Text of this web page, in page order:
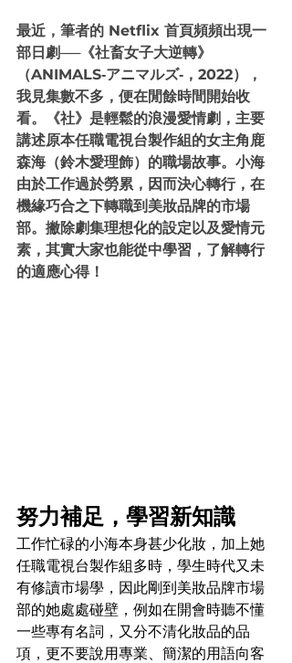
最近，筆者的 Netflix 首頁頻頻出現一
部日劇──《社畜女子大逆轉》
（ANIMALS‐アニマルズ‐，2022），
我見集數不多，便在閒餘時間開始收
看。《社》是輕鬆的浪漫愛情劇，主要
講述原本任職電視台製作組的女主角鹿
森海（鈴木愛理飾）的職場故事。小海
由於工作過於勞累，因而決心轉行，在
機緣巧合之下轉職到美妝品牌的市場
部。撇除劇集理想化的設定以及愛情元
素，其實大家也能從中學習，了解轉行
的適應心得！
努力補足，學習新知識
工作忙碌的小海本身甚少化妝，加上她
任職電視台製作組多時，學生時代又未
有修讀市場學，因此剛到美妝品牌市場
部的她處處碰壁，例如在開會時聽不懂
一些專有名詞，又分不清化妝品的品
項，更不要說用專業、簡潔的用語向客